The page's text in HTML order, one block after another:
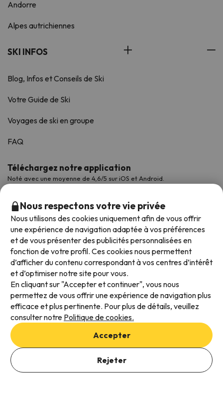
Andorre
Alpes autrichiennes
SKI INFOS
Blog, Infos et Conseils de Ski
Votre Guide de Ski
Voyages de ski en groupe
FAQ
Téléchargez notre application
Noté avec une moyenne de 4,6/5 sur iOS et Android.
Modes de paiement disponibles
Conditions générales d'utilisation
Protection des données
Politique en matière de cookies
Nous respectons votre vie privée
Nous utilisons des cookies uniquement afin de vous offrir
une expérience de navigation adaptée à vos préférences
et de vous présenter des publicités personnalisées en
fonction de votre profil. Ces cookies nous permettent
d’afficher du contenu correspondant à vos centres d’intérêt
et d’optimiser notre site pour vous.
En cliquant sur "Accepter et continuer", vous nous
permettez de vous offrir une expérience de navigation plus
efficace et plus pertinente. Pour plus de détails, veuillez
consulter notre Politique de cookies.
Accepter
Rejeter